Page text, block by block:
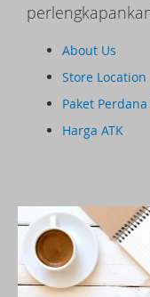
About Us
Store Location
Paket
Harga ATK